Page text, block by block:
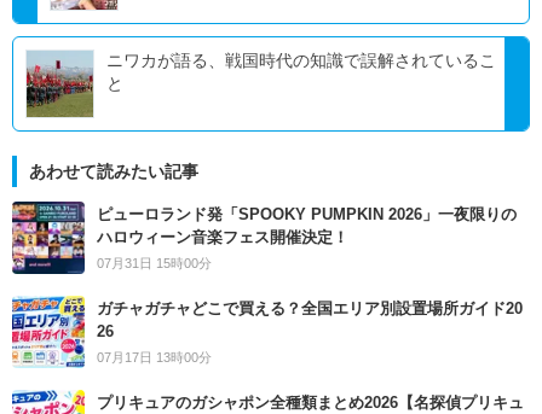
ニワカが語る、戦国時代の知識で誤解されているこ
と
あわせて読みたい記事
ピューロランド発「SPOOKY PUMPKIN 2026」一夜限りの
ハロウィーン音楽フェス開催決定！
07月31日 15時00分
ガチャガチャどこで買える？全国エリア別設置場所ガイド20
26
07月17日 13時00分
プリキュアのガシャポン全種類まとめ2026【名探偵プリキュ